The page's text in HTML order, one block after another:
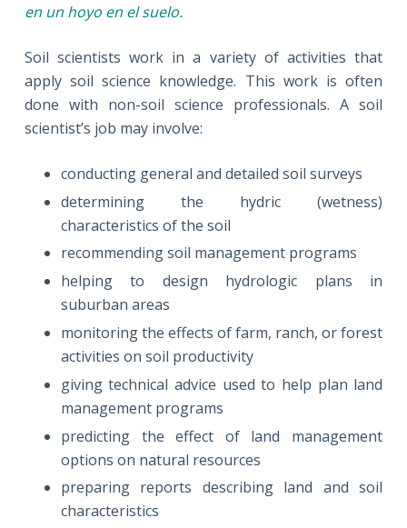
en un hoyo en el suelo.
Soil scientists work in a variety of activities that
apply soil science knowledge. This work is often
done with non-soil science professionals. A soil
scientist’s job may involve:
conducting general and detailed soil surveys
determining the hydric (wetness)
characteristics of the soil
recommending soil management programs
helping to design hydrologic plans in
suburban areas
monitoring the effects of farm, ranch, or forest
activities on soil productivity
giving technical advice used to help plan land
management programs
predicting the effect of land management
options on natural resources
preparing reports describing land and soil
characteristics